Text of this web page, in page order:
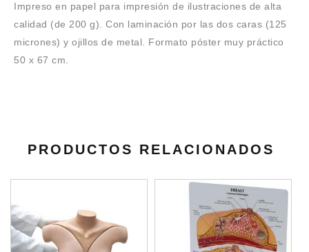
Impreso en papel para impresión de ilustraciones de alta
calidad (de 200 g). Con laminación por las dos caras (125
micrones) y ojillos de metal. Formato póster muy práctico
50 x 67 cm.
PRODUCTOS RELACIONADOS